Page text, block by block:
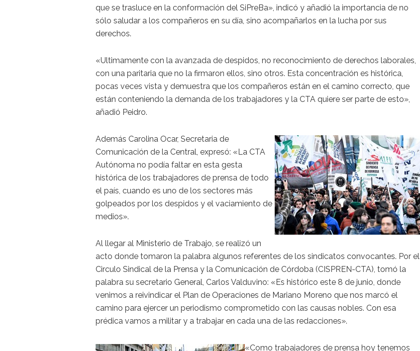
que se trasluce en la conformación del SiPreBa», indicó y añadió la importancia de no
sólo saludar a los compañeros en su día, sino acompañarlos en la lucha por sus
derechos.
«Ultimamente con la avanzada de despidos, no reconocimiento de derechos laborales,
con una paritaria que no la firmaron ellos, sino otros. Esta concentración es histórica,
pocas veces vista y demuestra que los compañeros están en el camino correcto, que
están conteniendo la demanda de los trabajadores y la CTA quiere ser parte de esto»,
añadió Peidro.
Además Carolina Ocar, Secretaria de
Comunicación de la Central, expresó: «La CTA
Autónoma no podía faltar en esta gesta
histórica de los trabajadores de prensa de todo
el país, cuando es uno de los sectores más
golpeados por los despidos y el vaciamiento de
medios».
Al llegar al Ministerio de Trabajo, se realizó un
acto donde tomaron la palabra algunos referentes de los sindicatos convocantes. Por el
Circulo Sindical de la Prensa y la Comunicación de Córdoba (CISPREN-CTA), tomó la
palabra su secretario General, Carlos Valduvino: «Es histórico este 8 de junio, donde
venimos a reivindicar el Plan de Operaciones de Mariano Moreno que nos marcó el
camino para ejercer un periodismo comprometido con las causas nobles. Con esa
prédica vamos a militar y a trabajar en cada una de las redacciones».
«Como trabajadores de prensa hoy tenemos